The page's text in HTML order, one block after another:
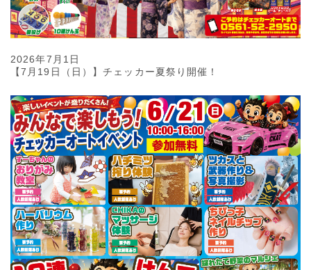
2026年7月1日
【7月19日（日）】チェッカー夏祭り開催！